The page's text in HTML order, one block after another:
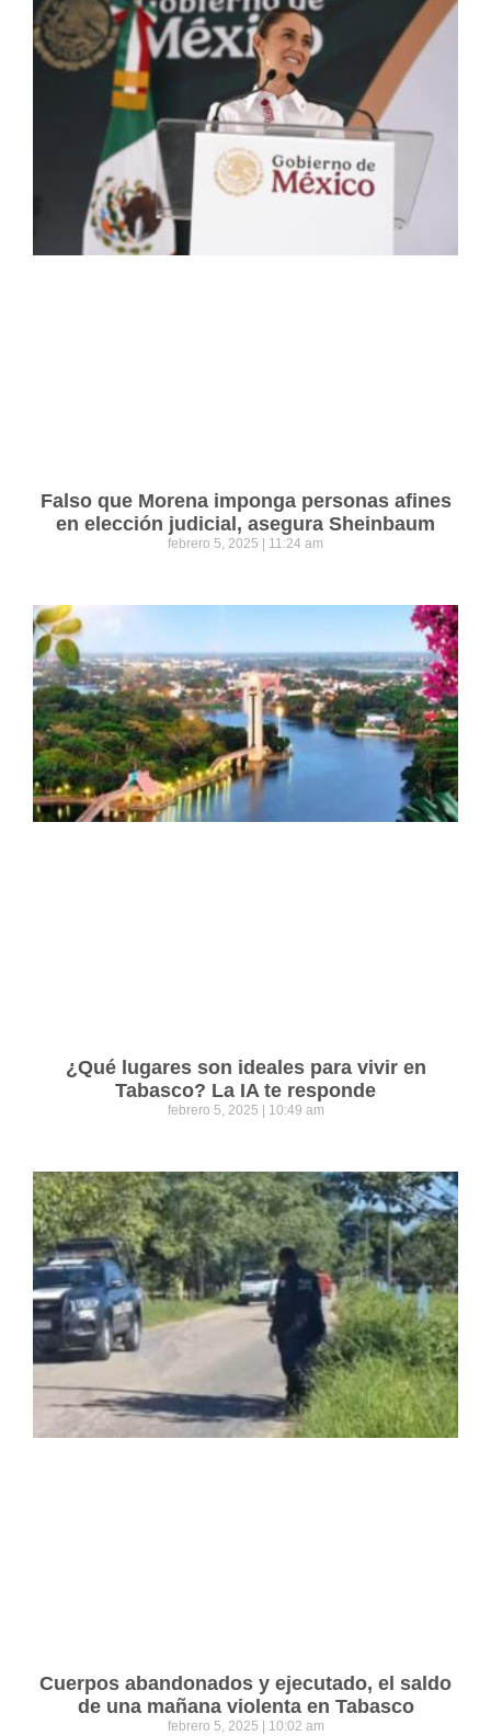
Falso que Morena imponga personas afines
en elección judicial, asegura Sheinbaum
febrero 5, 2025 11:24 am
¿Qué lugares son ideales para vivir en
Tabasco? La IA te responde
febrero 5, 2025 10:49 am
Cuerpos abandonados y ejecutado, el saldo
de una mañana violenta en Tabasco
febrero 5, 2025 10:02 am